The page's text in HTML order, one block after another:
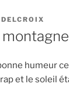
montagne
humeur
et le soleil